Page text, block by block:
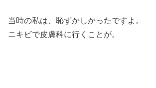
当時の私は、恥ずかしかったですよ。
ニキビで皮膚科に行くことが。